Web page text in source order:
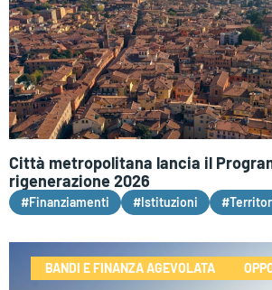
Città metropolitana lancia il
rigenerazione 2026
#Finanziamenti #Istituzioni
BANDI E FINANZA AGEVOLATA